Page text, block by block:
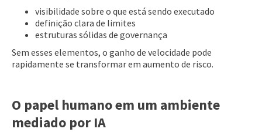
visibilidade sobre o que está sendo executado
definição clara de limites
estruturas sólidas de governança
Sem esses elementos, o ganho de velocidade pode
rapidamente se transformar em aumento de risco.
O papel humano em um ambiente
mediado por IA